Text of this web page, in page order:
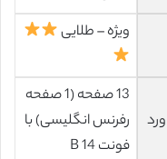
ویژه – طلایی
13 صفحه (1 صفحه
رفرنس انگلیسی) با
فونت 14 B